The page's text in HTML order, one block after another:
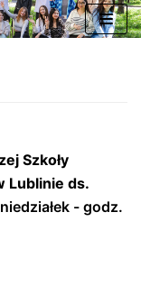
Szkoły
Lublinie ds.
- godz.